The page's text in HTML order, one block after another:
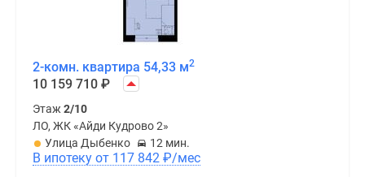
2-комн. квартира 54,33 м2
10 159 710 ₽
Этаж2/10
ЛО, ЖК «Айди Кудрово 2»
Улица Дыбенко
12 мин.
В ипотеку от 117 842 ₽/мес